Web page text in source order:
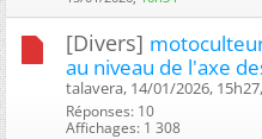
[Divers]
au niveau de l'axe
talavera, 14/01/2026, 15h27, ‎
Réponses: 10
Affichages: 1 308